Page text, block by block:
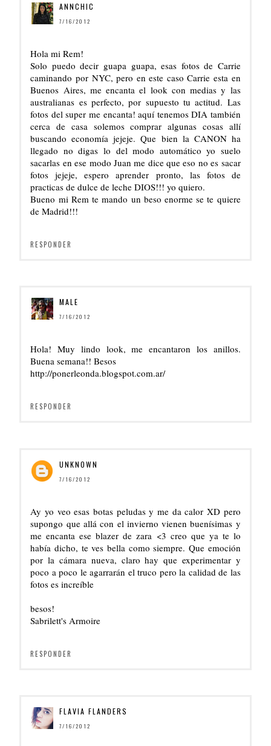
ANNCHIC
7/16/2012
Hola mi Rem!
Solo puedo decir guapa guapa, esas fotos de Carrie
caminando por NYC, pero en este caso Carrie esta en
Buenos Aires, me encanta el look con medias y las
australianas es perfecto, por supuesto tu actitud. Las
fotos del super me encanta! aquí tenemos DIA también
cerca de casa solemos comprar algunas cosas allí
buscando economía jejeje. Que bien la CANON ha
llegado no digas lo del modo automático yo suelo
sacarlas en ese modo Juan me dice que eso no es sacar
fotos jejeje, espero aprender pronto, las fotos de
practicas de dulce de leche DIOS!!! yo quiero.
Bueno mi Rem te mando un beso enorme se te quiere
de Madrid!!!
RESPONDER
MALE
7/16/2012
Hola! Muy lindo look, me encantaron los anillos.
Buena semana!! Besos
http://ponerleonda.blogspot.com.ar/
RESPONDER
UNKNOWN
7/16/2012
Ay yo veo esas botas peludas y me da calor XD pero
supongo que allá con el invierno vienen buenísimas y
me encanta ese blazer de zara <3 creo que ya te lo
había dicho, te ves bella como siempre. Que emoción
por la cámara nueva, claro hay que experimentar y
poco a poco le agarrarán el truco pero la calidad de las
fotos es increíble
besos!
Sabrilett's Armoire
RESPONDER
FLAVIA FLANDERS
7/16/2012